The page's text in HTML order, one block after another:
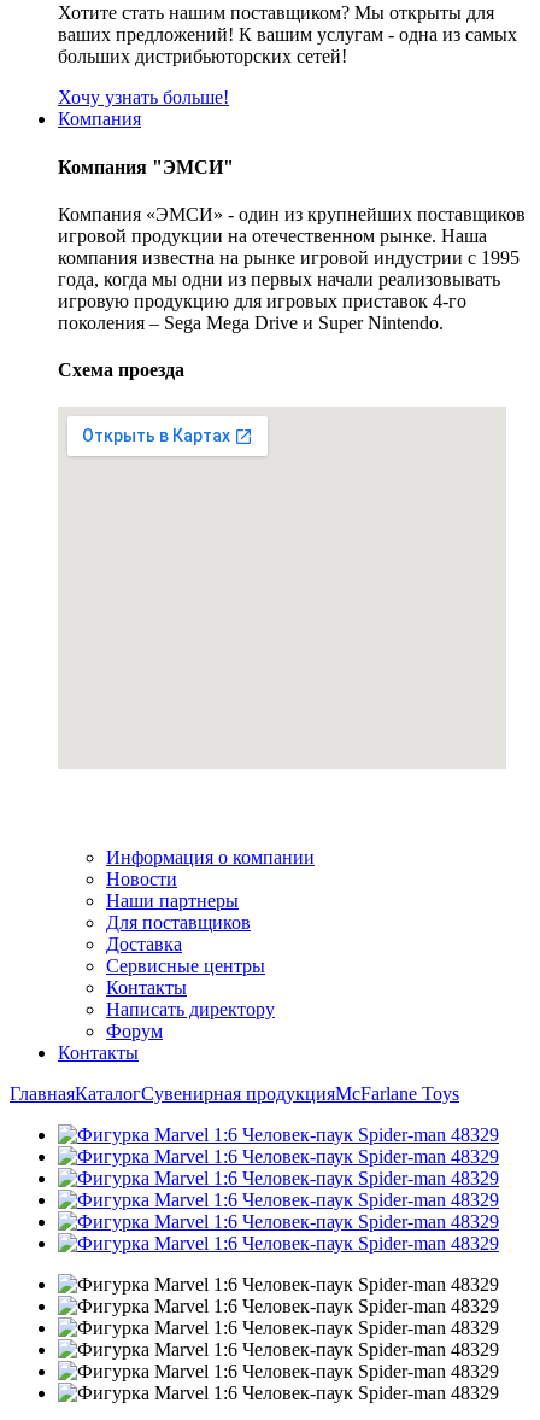
Хотите стать нашим поставщиком? Мы открыты для
ваших предложений! К вашим услугам - одна из самых
больших дистрибьюторских сетей!
Хочу узнать больше!
Компания
Компания "ЭМСИ"
Компания «ЭМСИ» - один из крупнейших поставщиков
игровой продукции на отечественном рынке. Наша
компания известна на рынке игровой индустрии с 1995
года, когда мы одни из первых начали реализовывать
игровую продукцию для игровых приставок 4-го
поколения – Sega Mega Drive и Super Nintendo.
Схема проезда
Информация о компании
Новости
Наши партнеры
Для поставщиков
Доставка
Сервисные центры
Контакты
Написать директору
Форум
Контакты
ГлавнаяКаталогСувенирная продукцияMcFarlane Toys